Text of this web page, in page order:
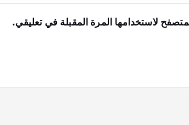
لاستخدامها المرة المقبلة في تعليقي.